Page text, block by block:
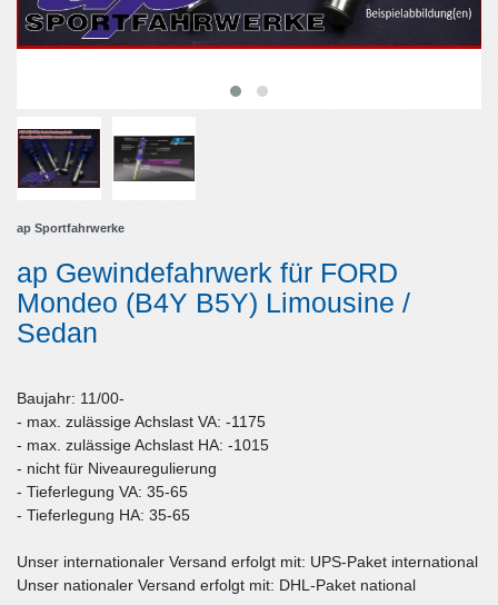
ap Sportfahrwerke
ap Gewindefahrwerk für FORD
Mondeo (B4Y B5Y) Limousine /
Sedan
Baujahr: 11/00-
- max. zulässige Achslast VA: -1175
- max. zulässige Achslast HA: -1015
- nicht für Niveauregulierung
- Tieferlegung VA: 35-65
- Tieferlegung HA: 35-65
Unser internationaler Versand erfolgt mit: UPS-Paket international
Unser nationaler Versand erfolgt mit: DHL-Paket national